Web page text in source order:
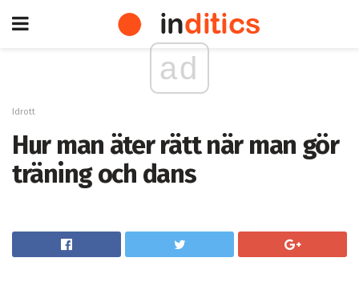
ad
Idrott
Hur man äter rätt när man gör
träning och dans